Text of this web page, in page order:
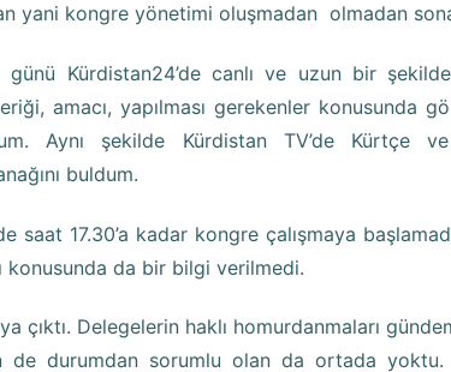
yani kongre yönetimi oluşmadan olmadan
Kürdistan24’de canlı ve uzun bir
amacı, yapılması gerekenler konusunda
Aynı şekilde Kürdistan TV’de Kürtçe
buldum.
saat 17.30’a kadar kongre çalışmaya
konusunda da bir bilgi verilmedi.
çıktı. Delegelerin haklı homurdanmaları
de durumdan sorumlu olan da ortada yoktu.